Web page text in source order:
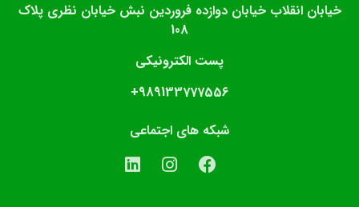
خیابان انقلاب خیابان دوازده فروردین نبش خیابان نظری پلاک
108
پست الکترونیکی
989133777556+
شبکه های اجتماعی